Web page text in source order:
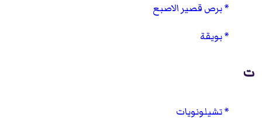
برص قصير الاصبع
بويقة
ت
تشيلونويات